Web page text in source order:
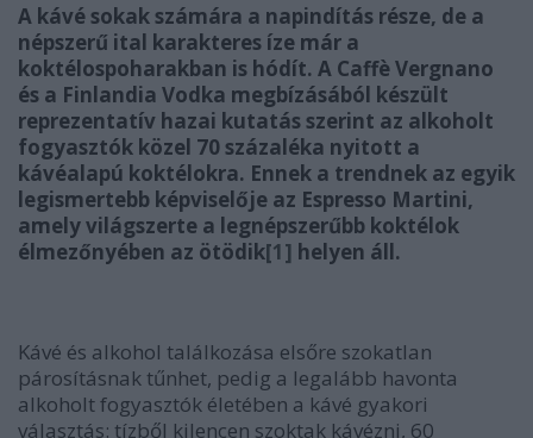
A kávé sokak számára a napindítás része, de a
népszerű ital karakteres íze már a
koktélospoharakban is hódít. A Caffè Vergnano
és a Finlandia Vodka megbízásából készült
reprezentatív hazai kutatás szerint az alkoholt
fogyasztók közel 70 százaléka nyitott a
kávéalapú koktélokra. Ennek a trendnek az egyik
legismertebb képviselője az Espresso Martini,
amely világszerte a legnépszerűbb koktélok
élmezőnyében az ötödik[1] helyen áll.
Kávé és alkohol találkozása elsőre szokatlan
párosításnak tűnhet, pedig a legalább havonta
alkoholt fogyasztók életében a kávé gyakori
választás: tízből kilencen szoktak kávézni, 60